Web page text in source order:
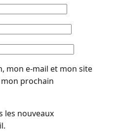
mon e-mail et mon site
prochain
les nouveaux